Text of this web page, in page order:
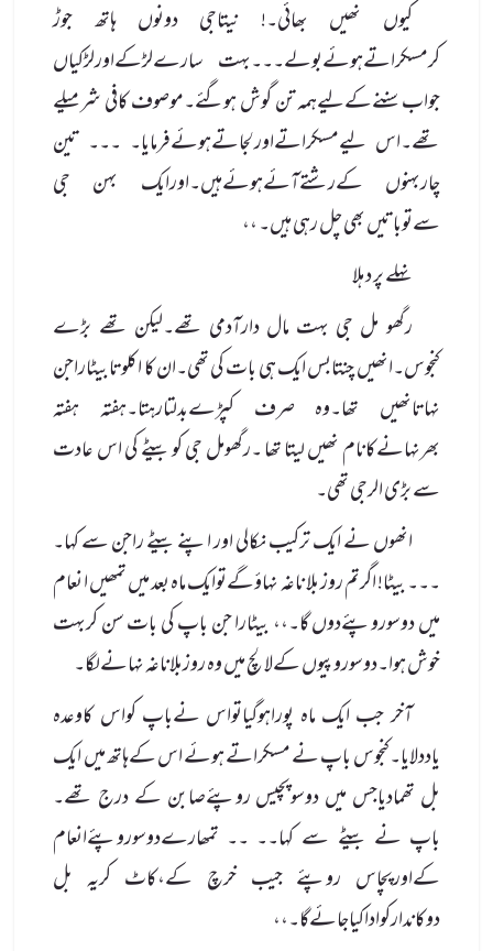
کیوں نھیں بھائی۔! نیتاجی دونوں ہاتھ جوڑ
کرمسکراتےہوئےبولے۔۔۔بہت سارےلڑکےاورلڑکیاں
جواب سننےکےلیےہمہ تن گوش ہوگئے۔موصوف کافی شرمیلے
تھے۔اس لیےمسکراتےاورلجاتےہوئےفرمایا۔ ۔۔۔ تین
چاربہنوں کےرشتےآئےہوئےہیں۔اورایک بہن جی
سےتوباتیں بھی چل رہی ہیں۔ ،،
نہلے پر د ہلا
رگھو مل جی بہت مال دارآدمی تھے۔لیکن تھے بڑے
کنجوس۔انھیں چنتابس ایک ہی بات کی تھی۔ان کا اکلوتابیٹاراجن
نہاتانھیں تھا۔وہ صرف کپڑےبدلتارہتا۔ہفتہ ہفتہ
بھرنہانےکانام نھیں لیتا تھا ۔رگھومل جی کو بیٹے کی اس عادت
سے بڑی الرجی تھی۔
انھوں نے ایک ترکیب نکالی اور اپنے بیٹے راجن سے کہا۔
۔۔۔ بیٹا! اگرتم روز بلا ناغہ نہاؤگےتوایک ماہ بعد میں تمھیں ا نعام
میں دوسوروپئےدوں گا۔،، بیٹارا جن باپ کی بات سن کربہت
خوش ہوا۔دوسوروپیوں کےلالچ میں وہ روزبلاناغہ نہانےلگا۔
آخر جب ایک ماہ پوراہوگیاتواس نےباپ کواس کاوعدہ
یاددلایا۔کنجوس باپ نے مسکراتے ہوئے اس کےہاتھ میں ایک
بل تھمادیاجس میں دوسوپچیس روپئےصابن کے درج تھے۔
باپ نے بیٹے سے کہا۔۔ ۔۔ تمھارےدوسوروپئےانعام
کےاورپچاس روپئے جیب خرچ کے،کاٹ کریہ بل
دوکاندارکواداکیاجائےگا۔،،